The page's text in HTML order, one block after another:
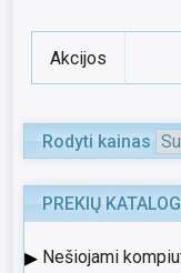
Akcijos
Rodyti kainas
PREKIŲ
▸ Nešiojami